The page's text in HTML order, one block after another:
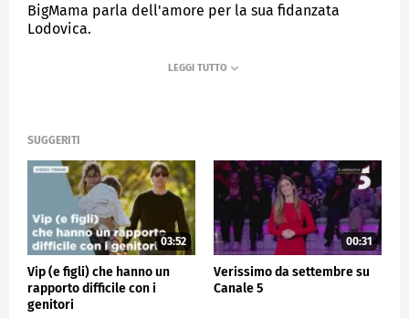
BigMama parla dell'amore per la sua fidanzata
Lodovica.
VERISSIMO
SUGGERITI
03:52
Vip (e figli) che hanno un
rapporto difficile con i
genitori
00:31
Verissimo da settembre su
Canale 5